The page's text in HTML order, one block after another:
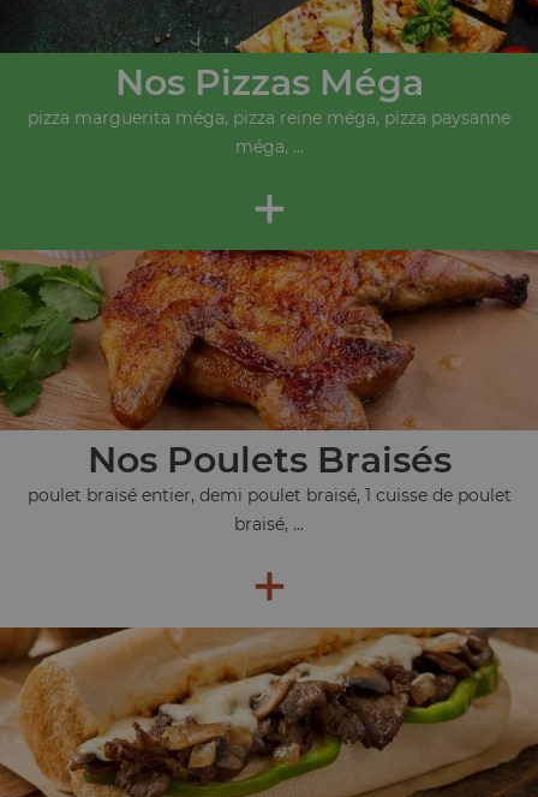
Nos Pizzas Méga
pizza marguerita méga, pizza reine méga, pizza paysanne
méga, ...
+
Nos Poulets Braisés
poulet braisé entier, demi poulet braisé, 1 cuisse de poulet
braisé, ...
+